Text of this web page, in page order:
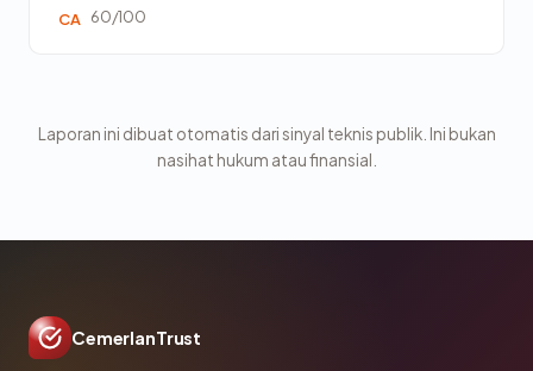
CA 60/100
Laporan ini dibuat otomatis dari sinyal teknis publik. Ini bukan
nasihat hukum atau finansial.
CemerlanTrust